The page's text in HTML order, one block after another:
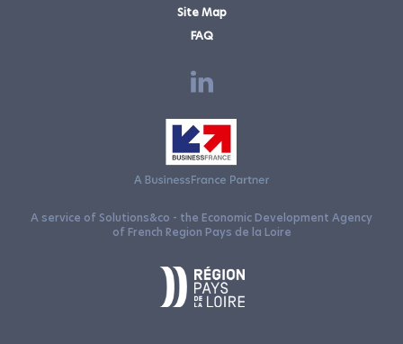
discuss your project with a business location adviser
COMPANY
Site Map
FAQ
A service of Solutions&co - the Economic Development Agency
of French Region Pays de la Loire